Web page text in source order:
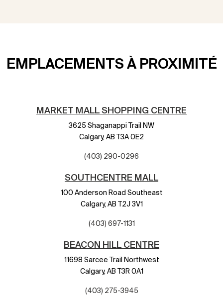
EMPLACEMENTS À PROXIMITÉ
MARKET MALL SHOPPING CENTRE
3625 Shaganappi Trail NW
Calgary,AB T3A 0E2
(403) 290-0296
SOUTHCENTRE MALL
100 Anderson Road Southeast
Calgary, AB T2J 3V1
(403) 697-1131
BEACON HILL CENTRE
11698 Sarcee Trail Northwest
Calgary, AB T3R 0A1
(403) 275-3945